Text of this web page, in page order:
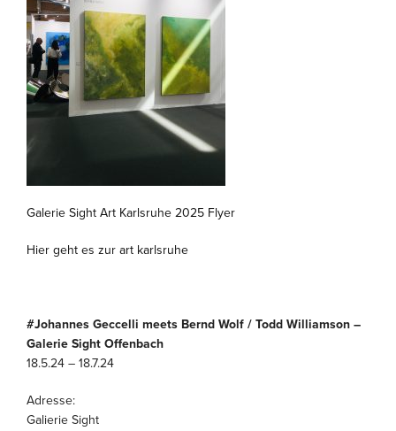
Galerie Sight Art Karlsruhe 2025 Flyer
Hier geht es zur art karlsruhe
#Johannes Geccelli meets Bernd Wolf / Todd Williamson –
Galerie Sight Offenbach
18.5.24 – 18.7.24
Adresse:
Galierie Sight